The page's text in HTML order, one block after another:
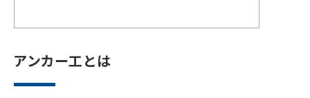
アンカー工とは